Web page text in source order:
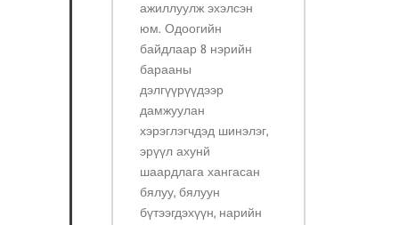
ажиллуулж эхэлсэн
юм. Одоогийн
байдлаар 8 нэрийн
барааны
дэлгүүрүүдээр
дамжуулан
хэрэглэгчдэд шинэлэг,
эрүүл ахунй
шаардлага хангасан
бялуу, бялуун
бүтээгдэхүүн, нарийн